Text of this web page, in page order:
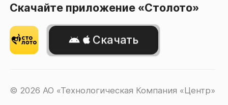
Скачайте приложение «Столото»
Скачать
© 2026 АО «Технологическая Компания «Центр»